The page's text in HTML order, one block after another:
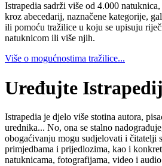
Istrapedia sadrži više od 4.000
kroz abecedarij, naznačene kategorije,
ili pomoću tražilice u koju se upisuju
natuknicom ili više njih.
Više o mogućnostima tražilice...
Uređujte
Istrapedia je djelo više stotina autora,
urednika... No, ona se stalno
obogaćivanju mogu sudjelovati i čitatelji
primjedbama i prijedlozima, kao i
natuknicama, fotografijama, video i